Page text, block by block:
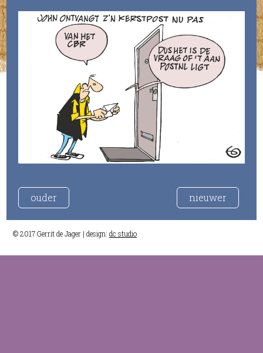
ouder nieuwer
© 2017 Gerrit de Jager | design: dc studio